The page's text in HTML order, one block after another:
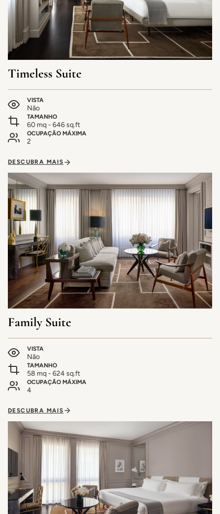
Timeless Suite
VISTA
Não
TAMANHO
60 mq - 646 sq.ft
OCUPAÇÃO MÁXIMA
2
DESCUBRA MAIS
Family Suite
VISTA
Não
TAMANHO
58 mq - 624 sq.ft
OCUPAÇÃO MÁXIMA
4
DESCUBRA MAIS